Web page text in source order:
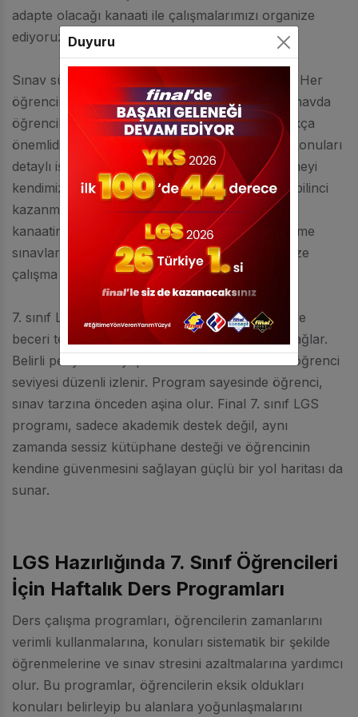
adapte olacağı kanaati ile çalışmalarımızı organize
ediyoruz.
Sınav sürecine öğrenciyi tanımakla başlıyoruz. Her
öğrencinin ihtiyaçları birbirinden farklıdır ve sınavda
öğrencilerin temel konulara hakim olması oldukça
önemlidir. 7. sınıf LGS hazırlık programı ile bu konuları
detaylı işleyip, öğrencinin altyapısını güçlendirmeyi
kendimize amaç ediniyoruz. Erken yaşta sınav bilinci
kazanmanın, öğrenciler için çok mühim olduğu
kanaatindeyiz. Bu sebeple düzenli etütler, deneme
sınavları ve haftalık programlarla öğrencilerimize
çalışma disiplinini aşılamayı amaçlıyoruz.
7. sınıf LGS hazırlık programı, çoktan seçmeli ve
beceri temelli sorularla sınav sistemine uyum sağlar.
Belirli periyotlarla yapılan deneme sınavları ile öğrenci
seviyesi düzenli izlenir. Program sayesinde öğrenci,
sınav tarzına önceden aşina olur. Final 7. sınıf LGS
programı, sadece akademik destek değil, aynı
zamanda sessiz kütüphane desteği ve öğrencinin
kendine güvenmesini sağlayan güçlü bir yol haritası da
sunar.
LGS Hazırlığında 7. Sınıf Öğrencileri
İçin Haftalık Ders Programları
Ders çalışma programları, öğrencilerin zamanlarını
verimli kullanmalarına, konuları sistematik bir şekilde
öğrenmelerine ve sınav stresini azaltmalarına yardımcı
olur. Bu programlar, öğrencilerin eksik oldukları
konuları belirleyip bu alanlara yoğunlaşmalarını
Duyuru